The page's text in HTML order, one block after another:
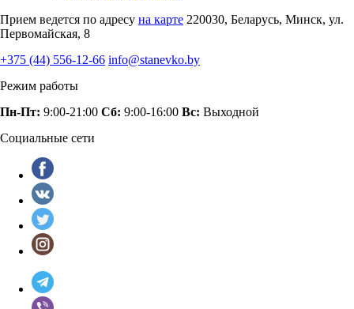
Прием ведется по адресу на карте 220030, Беларусь, Минск, ул.
Первомайская, 8
+375 (44) 556-12-66 info@stanevko.by
Режим работы
Пн-Пт: 9:00-21:00 Сб: 9:00-16:00 Вс: Выходной
Социальные сети